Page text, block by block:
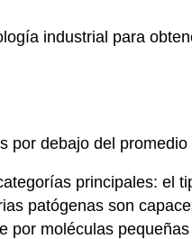
industrial para
por debajo del promedio
principales:
patógenas son
moléculas